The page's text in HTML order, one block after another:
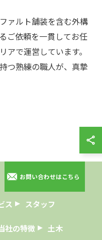
ァルト舗装を含む外構
ご依頼を一貫してお任
アで運営しています。
つ熟練の職人が、真摯
お問い合わせはこちら
ス スタッフ
社の特徴 土木